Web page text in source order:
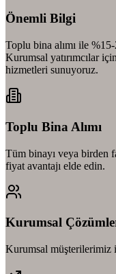
Önemli Bilgi
Toplu bina alımı ile
Kurumsal yatırımcılar
hizmetleri sunuyoruz.
Toplu Bina Alımı
Tüm binayı veya birden
fiyat avantajı elde edin.
Kurumsal
Kurumsal müşterilerimiz